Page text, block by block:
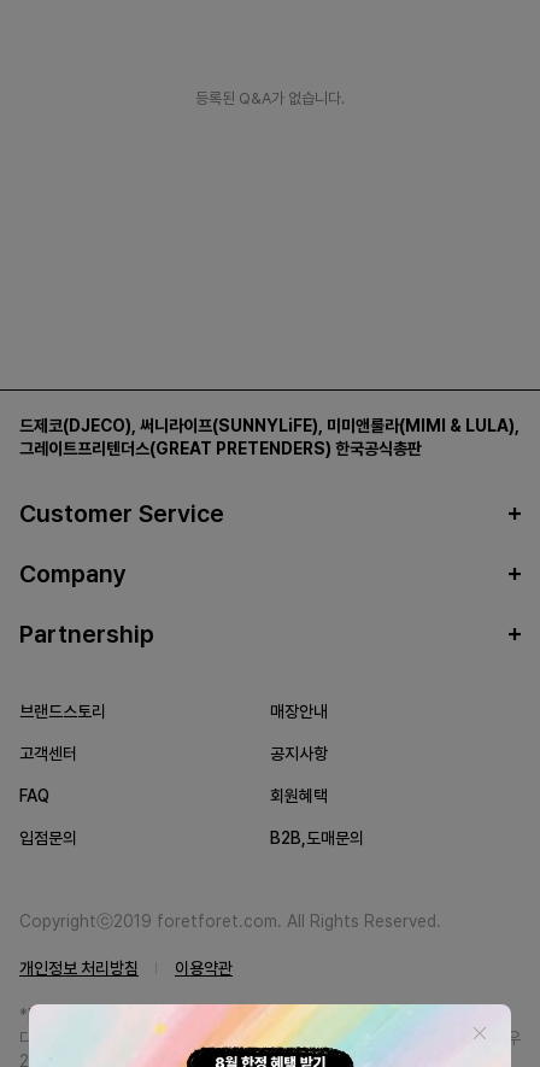
등록된 Q&A가 없습니다.
드제코(DJECO) 써니라이프(SUNNYLiFE) 미미앤룰라(MIMI & LULA)
그레이트프리텐더스(GREAT PRETENDERS) 한국공식총판
Customer Service
Company
Partnership
브랜드스토리 매장안내
고객센터 공지사항
FAQ 회원혜택
입점문의 B2B,도매문의
Copyrightⓒ2019 foretforet.com. All Rights Reserved.
개인정보 처리방침 이용약관
*FORETFORET에서는 브랜드 본사와의 직거래를 통한 정품만을 취급합니
다. 일부 병행상품의 경우 정품인증서를 발급받고 있습니다. 정품이 아닐 경우
200% 환불해드립니다.